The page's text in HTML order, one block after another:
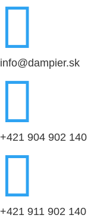

info@dampier.sk

+421 904 902 140

+421 911 902 140